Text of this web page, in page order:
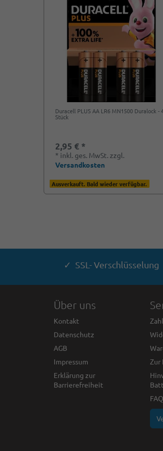
Duracell PLUS AA LR6 MN1500 Duralock -
Stück
2,95 € *
* inkl. ges. MwSt. zzgl.
Versandkosten
Ausverkauft. Bald wieder verfügbar.
✓ SSL- Verschlüsselung
Über uns
Kontakt
Datenschutz
AGB
Impressum
Erklärung zur
Barrierefreiheit
Zur
FAQ